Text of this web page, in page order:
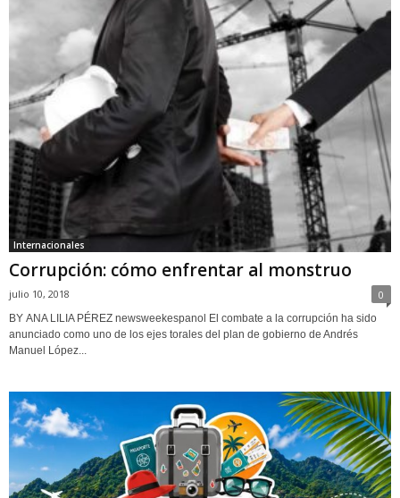
Internacionales
Corrupción: cómo enfrentar al monstruo
julio 10, 2018 0
BY ANA LILIA PÉREZ newsweekespanol El combate a la corrupción ha sido
anunciado como uno de los ejes torales del plan de gobierno de Andrés
Manuel López...